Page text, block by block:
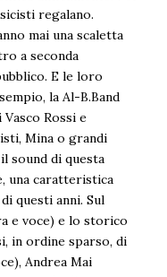
regalano.
mai una scaletta
a seconda
E le loro
la Al-B.Band
Rossi e
Mina o grandi
sound di questa
una caratteristica
questi anni. Sul
e voce) e lo storico
in ordine sparso, di
Andrea Mai